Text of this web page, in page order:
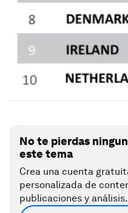
No te pierdas
este tema
Crea una cuenta
personalizada de
publicaciones y análisis.